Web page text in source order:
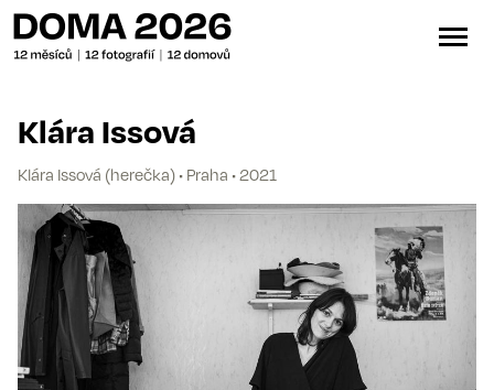
Klára Issová
Klára Issová (herečka) • Praha • 2021